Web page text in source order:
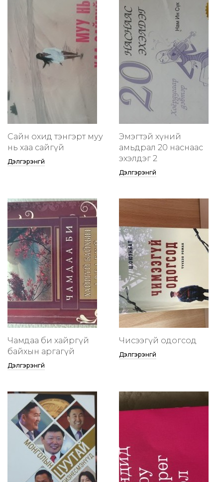
Сайн охид тэнгэрт муу
нь хаа сайгүй
Дэлгэрэнгүй
Эмэгтэй хүний
амьдрал 20 наснаас
эхэлдэг 2
Дэлгэрэнгүй
Чамдаа би хайргүй
байхын аргагүй
Дэлгэрэнгүй
Чисээгүй одогсод
Дэлгэрэнгүй